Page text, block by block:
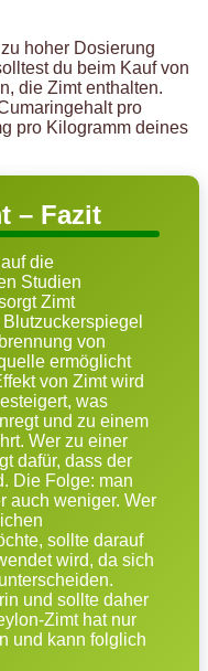
hoher Dosierung
du beim Kauf von
die Zimt enthalten.
pro
pro Kilogramm deines
– Fazit
die
Studien
Zimt
von
ermöglicht
von Zimt wird
was
und zu einem
Wer zu einer
dafür, dass der
Die Folge: man
auch weniger. Wer
sollte darauf
wird, da sich
und sollte daher
Zimt hat nur
und kann folglich